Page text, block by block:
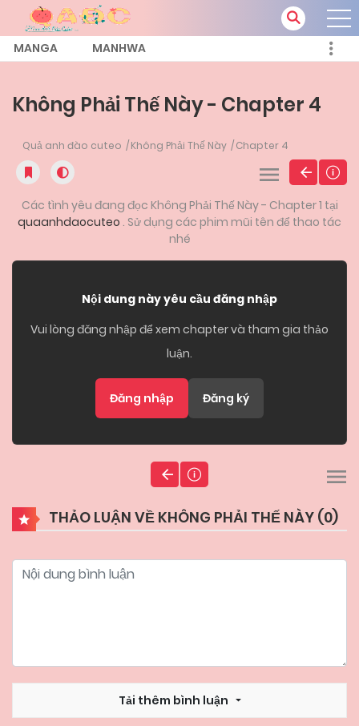
MANGA MANHWA
Không Phải Thế Này - Chapter 4
Quả anh đào cuteo Không Phải Thế Này Chapter 4
Các tình yêu đang đọc Không Phải Thế Này - Chapter 1 tại
quaanhdaocuteo . Sử dụng các phim mũi tên để thao tác
nhé
Nội dung này yêu cầu đăng nhập
Vui lòng đăng nhập để xem chapter và tham gia thảo
luận.
Đăng nhập Đăng ký
THẢO LUẬN VỀ KHÔNG PHẢI THẾ NÀY (0)
Tải thêm bình luận